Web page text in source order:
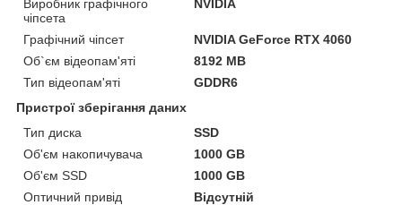
Виробник графічного
чіпсета
NVIDIA
Графічний чіпсет
NVIDIA GeForce RTX 4060
Об`єм відеопам'яті
8192 MB
Тип відеопам'яті
GDDR6
Пристрої зберігання даних
Тип диска
SSD
Об'єм накопичувача
1000 GB
Об'єм SSD
1000 GB
Оптичний привід
Відсутній